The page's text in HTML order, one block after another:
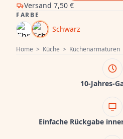
Home > Küche > Küchenarmaturen
Versand 7,50 €
FARBE
Schwarz
10-Jahres-
Einfache Rückgabe